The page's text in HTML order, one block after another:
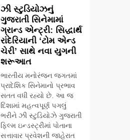
ઝી સ્ટુડિયોઝનું
ગુજરાતી સિનેમામાં
ગ્રાન્ડ એન્ટ્રી: સિદ્ધાર્થ
રાંદેરિયાની ‘ટોમ એન્ડ
ચેરી’ સાથે નવા યુગની
શરૂઆત
ભારતીય મનોરંજન જગતમાં
પ્રાદેશિક સિનેમાનો પ્રભાવ
સતત વધી રહ્યો છે. આ જ
દિશામાં મહત્વપૂર્ણ પગલું
ભરીને ઝી સ્ટુડિયોઝે ગુજરાતી
ફિલ્મ ઇન્ડસ્ટ્રીમાં પોતાના
સત્તાવાર પ્રવેશની જાહેરાત